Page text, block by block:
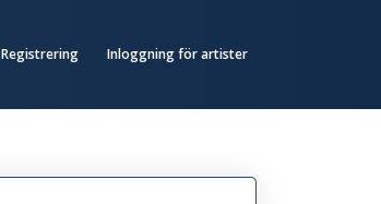
Registrering Inloggning för artister